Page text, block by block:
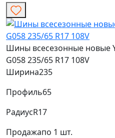
Шины всесезонные новые
G058 235/65 R17 108V
Ширина235
Профиль65
РадиусR17
Продажапо 1 шт.